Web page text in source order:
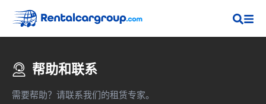
帮助和联系
需要帮助？请联系我们的租赁专家。